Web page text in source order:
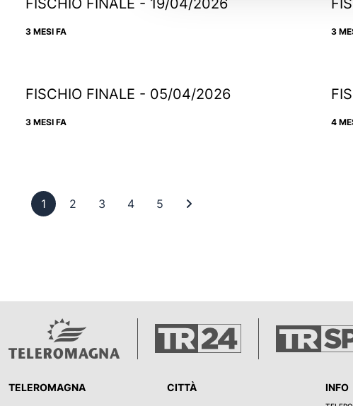
3 MESI FA 3
FISCHIO FINALE - 05/04/2026
3 MESI FA 4
1 Pagina 1
2 Pagina 2
3 Pagina 3
4Pagina 4
5 Pagina 5
TELEROMAGNA CITTÀ INFO